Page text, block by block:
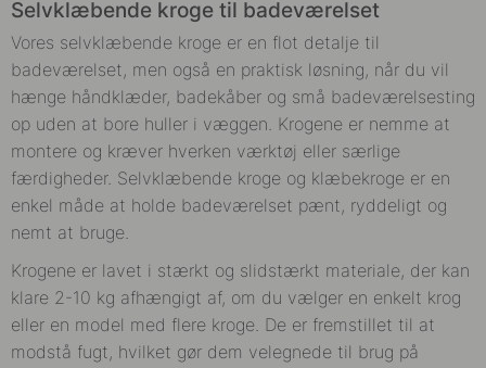
Selvklæbende kroge til badeværelset
Vores selvklæbende kroge er en flot detalje til
badeværelset, men også en praktisk løsning, når du vil
hænge håndklæder, badekåber og små badeværelsesting
op uden at bore huller i væggen. Krogene er nemme at
montere og kræver hverken værktøj eller særlige
færdigheder. Selvklæbende kroge og klæbekroge er en
enkel måde at holde badeværelset pænt, ryddeligt og
nemt at bruge.
Krogene er lavet i stærkt og slidstærkt materiale, der kan
klare 2-10 kg afhængigt af, om du vælger en enkelt krog
eller en model med flere kroge. De er fremstillet til at
modstå fugt, hvilket gør dem velegnede til brug på